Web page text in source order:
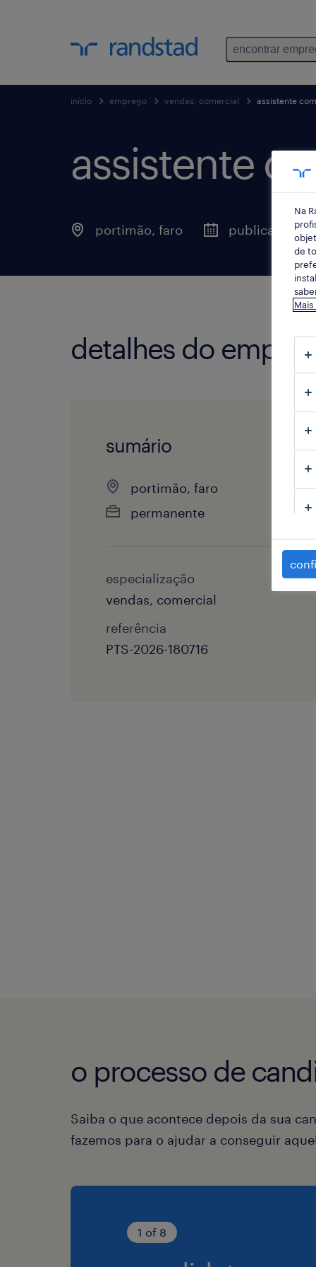
encontrar
início emprego vendas, comercial assistente
assistente
portimão, faro publicado há
detalhes do
sumário
portimão, faro
permanente
especialização
vendas, comercial
referência
PTS-2026-180716
o processo de
Saiba o que acontece depois da sua
fazemos para o ajudar a conseguir
1 of 8
Na
de